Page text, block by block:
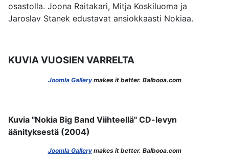
osastolla. Joona Raitakari, Mitja Koskiluoma ja
Jaroslav Stanek edustavat ansiokkaasti Nokiaa.
KUVIA VUOSIEN VARRELTA
Joomla Gallerymakes it better. Balbooa.com
Kuvia "Nokia Big Band Viihteellä" CD-levyn
äänityksestä (2004)
Joomla Gallerymakes it better. Balbooa.com